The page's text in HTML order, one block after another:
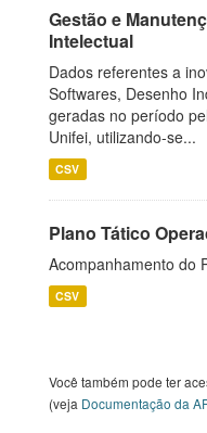
Gestão e
Intelectual
Dados referentes a
Softwares, Desenho
geradas no período
Unifei, utilizando-se...
CSV
Plano Tático
Acompanhamento do
CSV
Você também pode ter
(veja Documentação da